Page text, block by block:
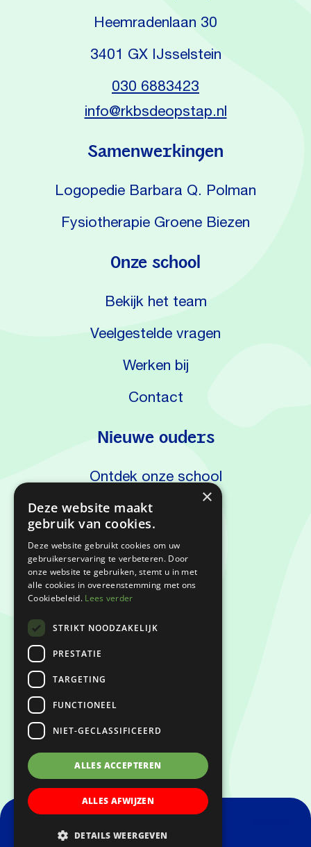
Nieuwe ouders
Ontdek onze school
Kennismaken
Onze school
Bekijk het team
Veelgestelde vragen
Werken bij
Contact
Samenwerkingen
Logopedie Barbara Q. Polman
Fysiotherapie Groene Biezen
Heemradenlaan 30
3401 GX IJsselstein
030 6883423
info@rkbsdeopstap.nl
Privacyverklaring
Klachtenregeling
Keurmerken
×
Deze website maakt
gebruik van cookies.
Deze website gebruikt cookies om uw
gebruikerservaring te verbeteren. Door
onze website te gebruiken, stemt u in met
alle cookies in overeenstemming met ons
Cookiebeleid. Lees verder
STRIKT NOODZAKELIJK
PRESTATIE
TARGETING
FUNCTIONEEL
NIET-GECLASSIFICEERD
ALLES ACCEPTEREN
ALLES AFWIJZEN
DETAILS WEERGEVEN